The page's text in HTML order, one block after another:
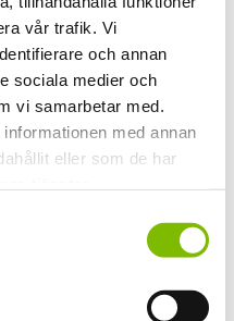
vår trafik. Vi
och annan
sociala medier och
vi samarbetar med.
med annan
eller som de har